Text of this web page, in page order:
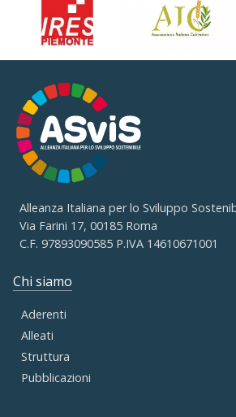
Alleanza Italiana per lo Sviluppo
Via Farini 17, 00185 Roma
C.F. 97893090585 P.IVA 14610671001
Chi siamo
Aderenti
Alleati
Struttura
Pubblicazioni